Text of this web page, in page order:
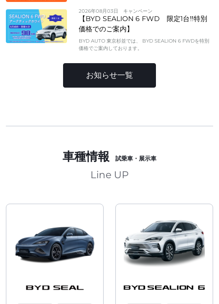
2026年08月03日 キャンペーン
【BYD SEALION 6 FWD 限定1台‼特別
価格でのご案内】
BYD AUTO 東京杉並では、 BYD SEALION 6 FWDを特別
価格でご案内しております。
お知らせ一覧
車種情報 試乗車・展示車
Line UP